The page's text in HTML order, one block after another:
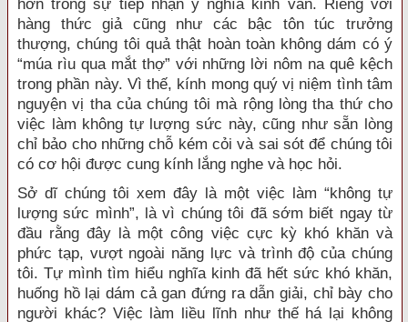
hơn trong sự tiếp nhận ý nghĩa kinh văn. Riêng với
hàng thức giả cũng như các bậc tôn túc trưởng
thượng, chúng tôi quả thật hoàn toàn không dám có ý
“múa rìu qua mắt thợ” với những lời nôm na quê kệch
trong phần này. Vì thế, kính mong quý vị niệm tình tâm
nguyện vị tha của chúng tôi mà rộng lòng tha thứ cho
việc làm không tự lượng sức này, cũng như sẵn lòng
chỉ bảo cho những chỗ kém cỏi và sai sót để chúng tôi
có cơ hội được cung kính lắng nghe và học hỏi.
Sở dĩ chúng tôi xem đây là một việc làm “không tự
lượng sức mình”, là vì chúng tôi đã sớm biết ngay từ
đầu rằng đây là một công việc cực kỳ khó khăn và
phức tạp, vượt ngoài năng lực và trình độ của chúng
tôi. Tự mình tìm hiểu nghĩa kinh đã hết sức khó khăn,
huống hồ lại dám cả gan đứng ra dẫn giải, chỉ bày cho
người khác? Việc làm liều lĩnh như thế há lại không